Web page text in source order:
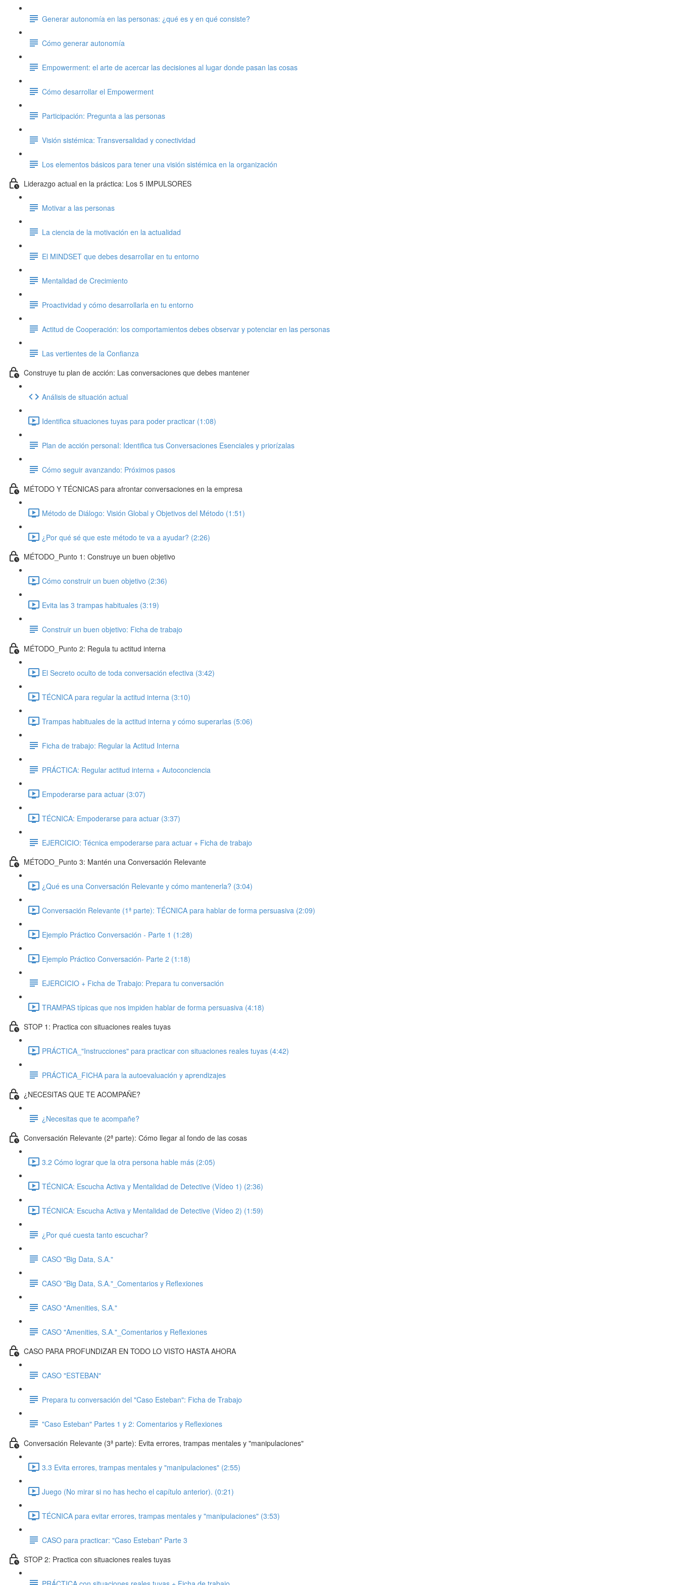
Generar autonomía en las personas: ¿qué es y en qué consiste?
Cómo generar autonomía
Empowerment: el arte de acercar las decisiones al lugar donde pasan las cosas
Cómo desarrollar el Empowerment
Participación: Pregunta a las personas
Visión sistémica: Transversalidad y conectividad
Los elementos básicos para tener una visión sistémica en la organización
Liderazgo actual en la práctica: Los 5 IMPULSORES
Motivar a las personas
La ciencia de la motivación en la actualidad
El MINDSET que debes desarrollar en tu entorno
Mentalidad de Crecimiento
Proactividad y cómo desarrollarla en tu entorno
Actitud de Cooperación: los comportamientos debes observar y potenciar en las personas
Las vertientes de la Confianza
Construye tu plan de acción: Las conversaciones que debes mantener
Análisis de situación actual
Identifica situaciones tuyas para poder practicar (1:08)
Plan de acción personaI: Identifica tus Conversaciones Esenciales y priorízalas
Cómo seguir avanzando: Próximos pasos
MÉTODO Y TÉCNICAS para afrontar conversaciones en la empresa
Método de Diálogo: Visión Global y Objetivos del Método (1:51)
¿Por qué sé que este método te va a ayudar? (2:26)
MÉTODO_Punto 1: Construye un buen objetivo
Cómo construir un buen objetivo (2:36)
Evita las 3 trampas habituales (3:19)
Construir un buen objetivo: Ficha de trabajo
MÉTODO_Punto 2: Regula tu actitud interna
El Secreto oculto de toda conversación efectiva (3:42)
TÉCNICA para regular la actitud interna (3:10)
Trampas habituales de la actitud interna y cómo superarlas (5:06)
Ficha de trabajo: Regular la Actitud Interna
PRÁCTICA: Regular actitud interna + Autoconciencia
Empoderarse para actuar (3:07)
TÉCNICA: Empoderarse para actuar (3:37)
EJERCICIO: Técnica empoderarse para actuar + Ficha de trabajo
MÉTODO_Punto 3: Mantén una Conversación Relevante
¿Qué es una Conversación Relevante y cómo mantenerla? (3:04)
Conversación Relevante (1ª parte): TÉCNICA para hablar de forma persuasiva (2:09)
Ejemplo Práctico Conversación - Parte 1 (1:28)
Ejemplo Práctico Conversación- Parte 2 (1:18)
EJERCICIO + Ficha de Trabajo: Prepara tu conversación
TRAMPAS típicas que nos impiden hablar de forma persuasiva (4:18)
STOP 1: Practica con situaciones reales tuyas
PRÁCTICA_"Instrucciones" para practicar con situaciones reales tuyas (4:42)
PRÁCTICA_FICHA para la autoevaluación y aprendizajes
¿NECESITAS QUE TE ACOMPAÑE?
¿Necesitas que te acompañe?
Conversación Relevante (2ª parte): Cómo llegar al fondo de las cosas
3.2 Cómo lograr que la otra persona hable más (2:05)
TÉCNICA: Escucha Activa y Mentalidad de Detective (Vídeo 1) (2:36)
TÉCNICA: Escucha Activa y Mentalidad de Detective (Vídeo 2) (1:59)
¿Por qué cuesta tanto escuchar?
CASO "Big Data, S.A."
CASO "Big Data, S.A."_Comentarios y Reflexiones
CASO "Amenities, S.A."
CASO "Amenities, S.A."_Comentarios y Reflexiones
CASO PARA PROFUNDIZAR EN TODO LO VISTO HASTA AHORA
CASO "ESTEBAN"
Prepara tu conversación del "Caso Esteban": Ficha de Trabajo
"Caso Esteban" Partes 1 y 2: Comentarios y Reflexiones
Conversación Relevante (3ª parte): Evita errores, trampas mentales y "manipulaciones"
3.3 Evita errores, trampas mentales y "manipulaciones" (2:55)
Juego (No mirar si no has hecho el capítulo anterior). (0:21)
TÉCNICA para evitar errores, trampas mentales y "manipulaciones" (3:53)
CASO para practicar: "Caso Esteban" Parte 3
STOP 2: Practica con situaciones reales tuyas